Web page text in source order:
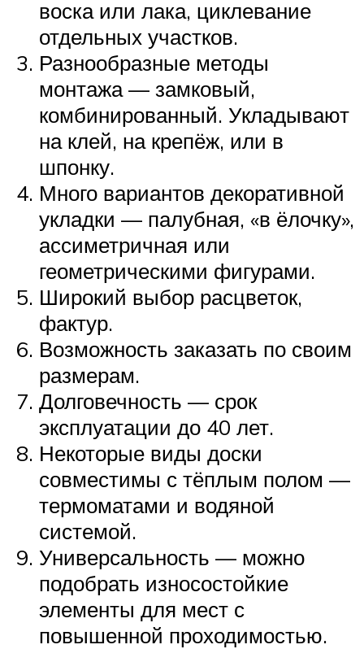
воска или лака, циклевание
отдельных участков.
Разнообразные методы
монтажа — замковый,
комбинированный. Укладывают
на клей, на крепёж, или в
шпонку.
Много вариантов декоративной
укладки — палубная, «в ёлочку»,
ассиметричная или
геометрическими фигурами.
Широкий выбор расцветок,
фактур.
Возможность заказать по своим
размерам.
Долговечность — срок
эксплуатации до 40 лет.
Некоторые виды доски
совместимы с тёплым полом —
термоматами и водяной
системой.
Универсальность — можно
подобрать износостойкие
элементы для мест с
повышенной проходимостью.